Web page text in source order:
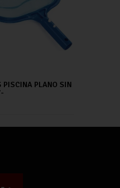
PISCINA PLANO SIN